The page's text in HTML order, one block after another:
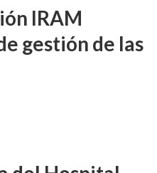
IRAM
gestión de las